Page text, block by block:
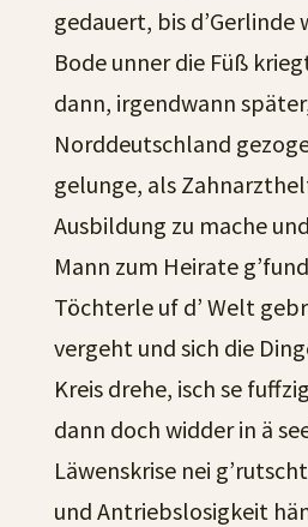
gedauert, bis d’Gerlinde
Bode unner die Füß
dann, irgendwann
Norddeutschland
gelunge, als
Ausbildung zu mache
Mann zum Heirate
Töchterle uf d’ Welt
vergeht und sich die
Kreis drehe, isch se
dann doch widder in ä
Läwenskrise nei
und Antriebslosigkeit